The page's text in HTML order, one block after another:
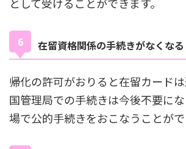
在留資格関係の手続きがなくなる
帰化の許可がおりると在留カード
国管理局での手続きは今後不要に
場で公的手続きをおこなうことがで